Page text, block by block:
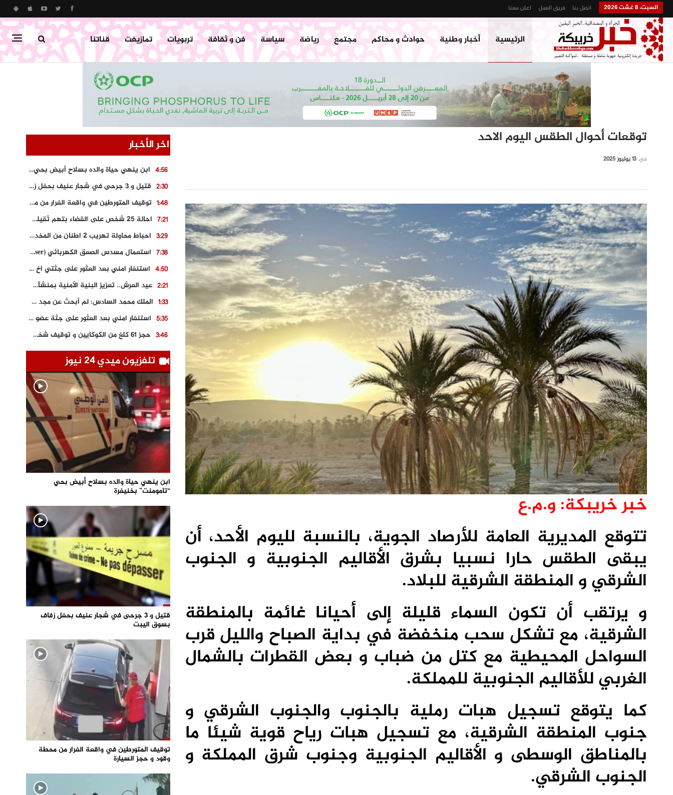
السبت، 8 غشت 2026 اتصل بنا فريق العمل اعلن معنا
الرئيسية أخبار وطنية حوادث و محاكم مجتمع رياضة سياسة فن و ثقافة تربويات تمازيغت قناتنا
توقعات أحوال الطقس اليوم الاحد
في 13 يوليوز 2025
خبر خريبكة: و.م.ع
تتوقع المديرية العامة للأرصاد الجوية، بالنسبة لليوم الأحد، أن
يبقى الطقس حارا نسبيا بشرق الأقاليم الجنوبية و الجنوب
الشرقي و المنطقة الشرقية للبلاد.
و يرتقب أن تكون السماء قليلة إلى أحيانا غائمة بالمنطقة
الشرقية، مع تشكل سحب منخفضة في بداية الصباح والليل قرب
السواحل المحيطية مع كتل من ضباب و بعض القطرات بالشمال
الغربي للأقاليم الجنوبية للمملكة.
كما يتوقع تسجيل هبات رملية بالجنوب والجنوب الشرقي و
جنوب المنطقة الشرقية، مع تسجيل هبات رياح قوية شيئا ما
بالمناطق الوسطى و الأقاليم الجنوبية وجنوب شرق المملكة و
الجنوب الشرقي.
اخر الأخبار
4:56
ابن ينهي حياة والده بسلاح أبيض بحي “تامومنت” بخنيفرة
2:30
قتيل و 3 جرحى في شجار عنيف بحفل زفاف بسوق اليبت
1:48
توقيف المتورطين في واقعة الفرار من محطة وقود و حجز السيارة
7:21
احالة 25 شخص على القضاء بتهم ثقيلة على خلفية احداث المناطق الشمالية
3:29
احباط محاولة تهريب 2 اطنان من المخدرات بتارودانت
7:38
استعمال مسدس الصعق الكهربائي (Taser) من اجل تحرير شابة محتجزة
4:50
استنفار امني بعد العثور على جثتي اخ و ابن صاحب مطعم اسماك مشهور بطنجة
2:21
عيد العرش.. تعزيز البنية الأمنية بمنشآت و مصالح جديدة بكل من الحسيمة – فاس و الناظور
1:33
الملك محمد السادس: لم أبحث عن مجد شخصي.. وهَمي كرامة المغاربة
5:35
استنفار امني بعد العثور على جثة عضو سابق في حزب المصباح بالقنيطرة..
3:46
حجز 61 كلغ من الكوكايين و توقيف شخصين بالكركرات
5:29
مصرع عشريني في حادث قطار نقل الفوسفاط..
9:18
6:56
حادث مؤلم يودي بحياة ستيني بعد سقوطه في فرن تقليدي “للجير”
3:02
مصرع شابة ثلاثينية إثر سقوط سيارتها من منحدر خطير بالجرف الأصفر
تلفزيون ميدي 24 نيوز
ابن ينهي حياة والده بسلاح أبيض بحي
“تامومنت” بخنيفرة
قتيل و 3 جرحى في شجار عنيف بحفل زفاف
بسوق اليبت
توقيف المتورطين في واقعة الفرار من محطة
وقود و حجز السيارة